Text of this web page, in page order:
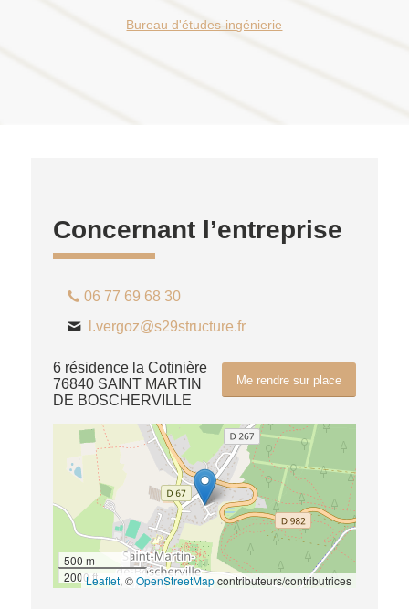
Bureau d'études-ingénierie
Concernant l’entreprise
06 77 69 68 30
l.vergoz@s29structure.fr
Me rendre sur place
6 résidence la Cotinière
76840 SAINT MARTIN
DE BOSCHERVILLE
500 m
2000 ftLeaflet, ©OpenStreetMapcontributeurs/contributrices